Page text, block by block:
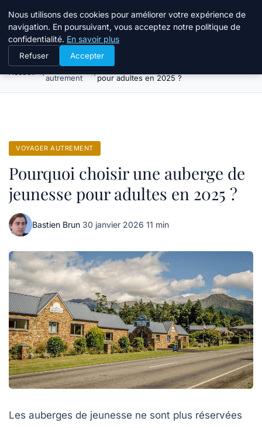
Tourisme Landes
Voyager
autrement
Pourquoi choisir une auberge de jeunesse
pour adultes en 2025 ?
VOYAGER AUTREMENT
Pourquoi choisir une auberge de
jeunesse pour adultes en 2025 ?
Bastien Brun·30 janvier 2026·11 min
Les auberges de jeunesse ne sont plus réservées
Nous utilisons des cookies pour améliorer votre expérience de
navigation. En poursuivant, vous acceptez notre politique de
confidentialité. En savoir plus
Refuser Accepter